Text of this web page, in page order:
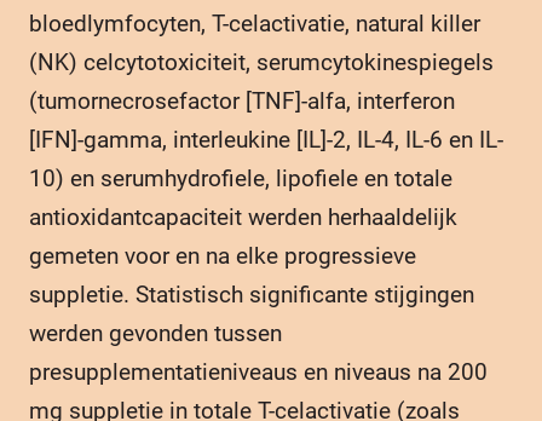
bloedlymfocyten, T-celactivatie, natural killer
(NK) celcytotoxiciteit, serumcytokinespiegels
(tumornecrosefactor [TNF]-alfa, interferon
[IFN]-gamma, interleukine [IL]-2, IL-4, IL-6 en IL-
10) en serumhydrofiele, lipofiele en totale
antioxidantcapaciteit werden herhaaldelijk
gemeten voor en na elke progressieve
suppletie. Statistisch significante stijgingen
werden gevonden tussen
presupplementatieniveaus en niveaus na 200
mg suppletie in totale T-celactivatie (zoals